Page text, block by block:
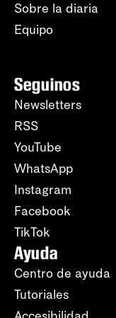
Sobre la diaria
Equipo
Seguinos
Newsletters
RSS
YouTube
WhatsApp
Instagram
Facebook
TikTok
Ayuda
Centro de ayuda
Tutoriales